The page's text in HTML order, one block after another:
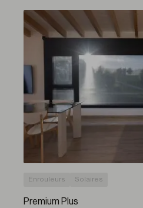
Enrouleurs Solaires
Premium Plus